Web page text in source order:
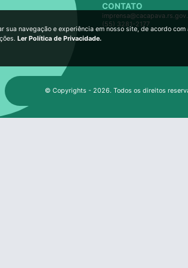
CONTATO
(55) 3281-2177
© Copyrights - 2026. Todos os direitos
navegação e experiência em nosso site, de acordo
Ler Política de Privacidade.